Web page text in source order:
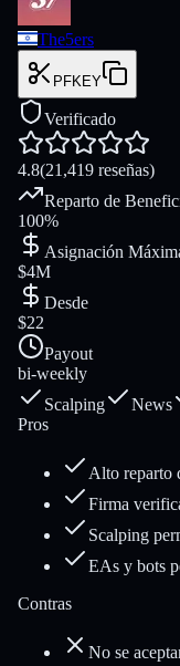
The5ers
PFKEY
Verificado
4.8(21,419 reseñas)
Reparto de
100%
Asignación
$4M
Desde
$22
Payout
bi-weekly
Scalping
News
Pros
Alto reparto
Firma
Scalping
EAs y bots
Contras
No se